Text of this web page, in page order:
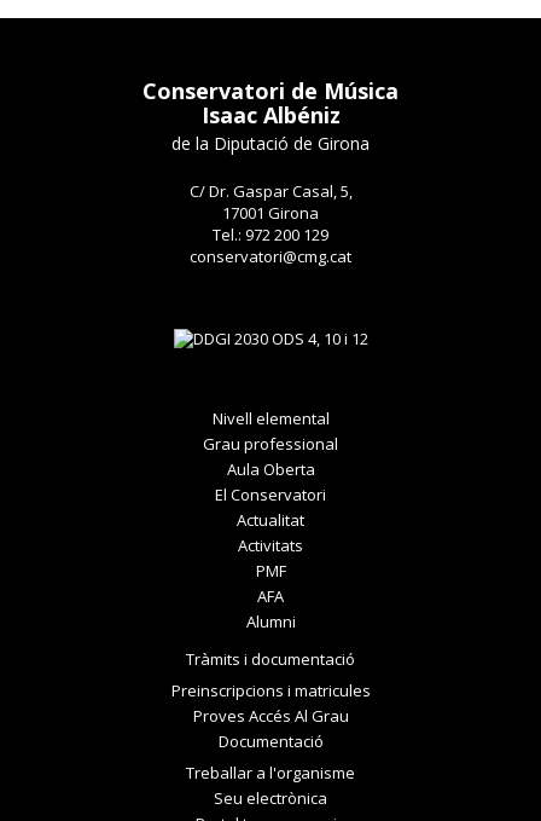
Conservatori de Música
Isaac Albéniz
de la Diputació de Girona
C/ Dr. Gaspar Casal, 5,
17001 Girona
Tel.: 972 200 129
conservatori@cmg.cat
Nivell elemental
Grau professional
Aula Oberta
El Conservatori
Actualitat
Activitats
PMF
AFA
Alumni
Tràmits i documentació
Preinscripcions i matricules
Proves Accés Al Grau
Documentació
Treballar a l'organisme
Seu electrònica